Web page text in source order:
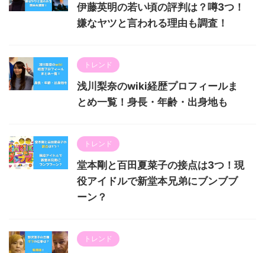
伊藤英明の若い頃の評判は？噂3つ！
嫌なヤツと言われる理由も調査！
トレンド
浅川梨奈のwiki経歴プロフィールま
とめ一覧！身長・年齢・出身地も
トレンド
堂本剛と百田夏菜子の接点は3つ！現
役アイドルで新堂本兄弟にブンブブ
ーン？
トレンド